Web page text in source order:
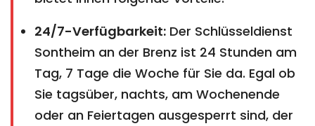
24/7-Verfügbarkeit: Der Schlüsseldienst
Sontheim an der Brenz ist 24 Stunden am
Tag, 7 Tage die Woche für Sie da. Egal ob
Sie tagsüber, nachts, am Wochenende
oder an Feiertagen ausgesperrt sind, der